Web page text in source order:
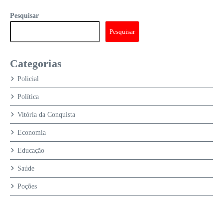
Pesquisar
Pesquisar
Categorias
Policial
Política
Vitória da Conquista
Economia
Educação
Saúde
Poções